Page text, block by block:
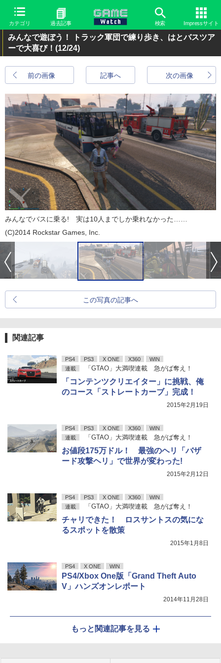
カテゴリ 過去記事 検索 Impressサイト
みんなで遊ぼう！ トラック軍団で練り歩き、はとバスツア
ーで大喜び！ (12/24)
前の画像 次の画像
記事へ
みんなでバスに乗る! 実は10人までしか乗れなかった……
(C)2014 Rockstar Games, Inc.
この写真の記事へ
関連記事
PS4 PS3 X ONE X360
WIN
連載
「GTAO」大満喫連載 急がば奪え！
「コンテンツクリエイター」に挑戦、俺
のコース「ストレートカーブ」完成！
2015年2月19日
PS4 PS3 X ONE X360
WIN
連載
「GTAO」大満喫連載 急がば奪え！
お値段175万ドル！ 最強のヘリ「バザ
ード攻撃ヘリ」で世界が変わった!
2015年2月12日
PS4 PS3 X ONE X360
WIN
連載
「GTAO」大満喫連載 急がば奪え！
チャリできた！ ロスサントスの気にな
るスポットを散策
2015年1月8日
PS4 X ONE WIN
PS4/Xbox One版「Grand Theft Auto
V」ハンズオンレポート
2014年11月28日
もっと関連記事を見る